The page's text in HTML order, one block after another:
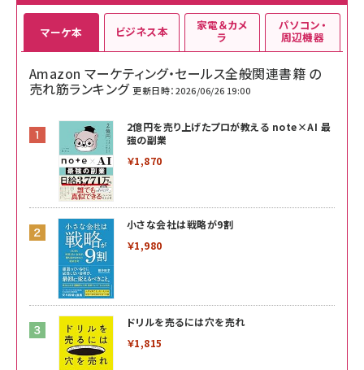
マーケ本
Amazon マーケティング・セールス全般関連書籍 の
売れ筋ランキング 更新日時：2026/06/26 19:00
2億円を売り上げたプロが教える note×AI 最
強の副業
￥1,870
小さな会社は戦略が9割
￥1,980
ドリルを売るには穴を売れ
￥1,815
ビジネス本 家電＆カメ
ラ
パソコン・
周辺機器